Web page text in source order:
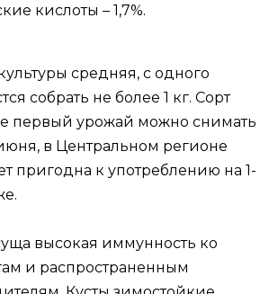
кислоты – 1,7%.
средняя, с одного
собрать не более 1 кг. Сорт
первый урожай можно снимать
в Центральном регионе
пригодна к употреблению на 1-
высокая иммунность ко
и распространенным